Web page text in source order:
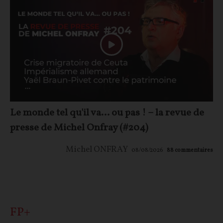
Le monde tel qu'il va… ou pas ! – la revue de
presse de Michel Onfray (#204)
Michel ONFRAY 08/08/2026 88 commentaires
FP+